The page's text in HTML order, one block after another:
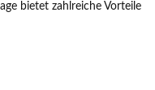
bietet zahlreiche Vorteile